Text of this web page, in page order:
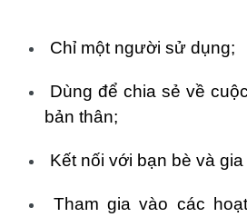
Chỉ một người sử dụng;
Dùng để chia sẻ về
bản thân;
Kết nối với bạn bè và
Tham gia vào các